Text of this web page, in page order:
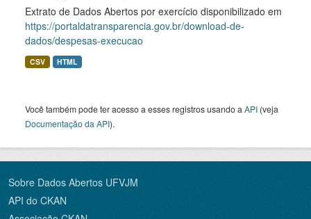
Extrato de Dados Abertos por exercício disponibilizado em
https://portaldatransparencia.gov.br/download-de-
dados/despesas-execucao
CSV HTML
Você também pode ter acesso a esses registros usando a API (veja
Documentação da API).
Sobre Dados Abertos UFVJM
API do CKAN